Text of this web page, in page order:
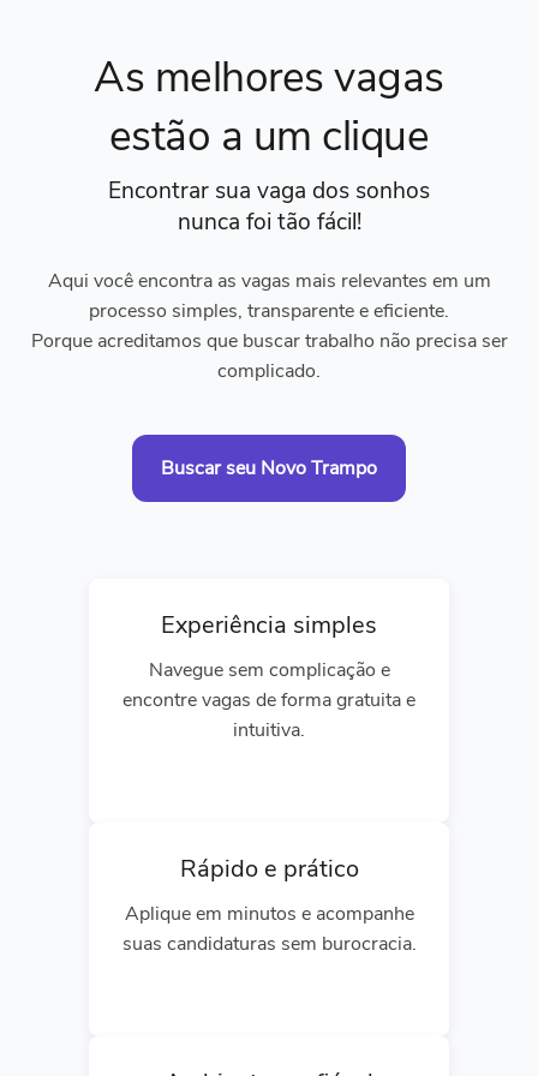
As melhores vagas
estão a um clique
Encontrar sua vaga dos sonhos
nunca foi tão fácil!
Aqui você encontra as vagas mais relevantes em um
processo simples, transparente e eficiente.
Porque acreditamos que buscar trabalho não precisa ser
complicado.
Buscar seu Novo Trampo
Experiência simples
Navegue sem complicação e
encontre vagas de forma gratuita e
intuitiva.
Rápido e prático
Aplique em minutos e acompanhe
suas candidaturas sem burocracia.